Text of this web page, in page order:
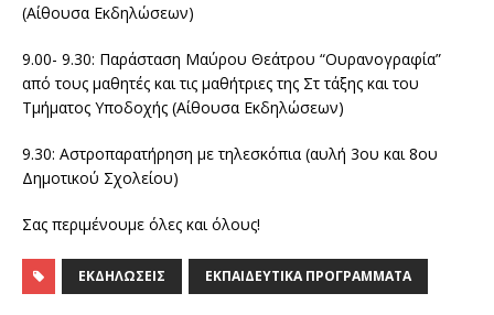
(Αίθουσα Εκδηλώσεων)
9.00- 9.30: Παράσταση Μαύρου Θεάτρου “Ουρανογραφία”
από τους μαθητές και τις μαθήτριες της Στ τάξης και του
Τμήματος Υποδοχής (Αίθουσα Εκδηλώσεων)
9.30: Αστροπαρατήρηση με τηλεσκόπια (αυλή 3ου και 8ου
Δημοτικού Σχολείου)
Σας περιμένουμε όλες και όλους!
ΕΚΔΗΛΏΣΕΙΣ ΕΚΠΑΙΔΕΥΤΙΚΆ ΠΡΟΓΡΆΜΜΑΤΑ